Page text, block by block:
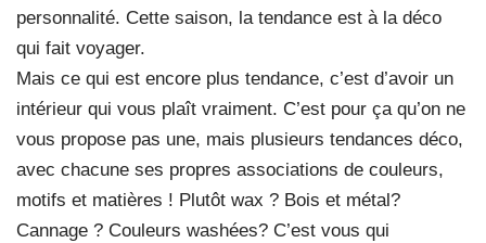
personnalité. Cette saison, la tendance est à la déco
qui fait voyager.
Mais ce qui est encore plus tendance, c’est d’avoir un
intérieur qui vous plaît vraiment. C’est pour ça qu’on ne
vous propose pas une, mais plusieurs tendances déco,
avec chacune ses propres associations de couleurs,
motifs et matières ! Plutôt wax ? Bois et métal?
Cannage ? Couleurs washées? C’est vous qui